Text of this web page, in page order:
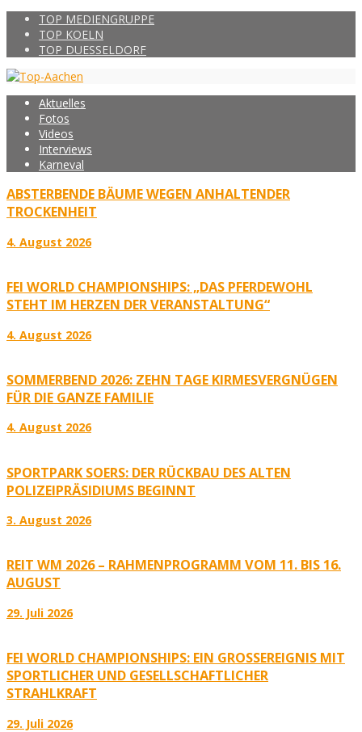
TOP MEDIENGRUPPE
TOP KOELN
TOP DUESSELDORF
Aktuelles
Fotos
Videos
Interviews
Karneval
ABSTERBENDE BÄUME WEGEN ANHALTENDER
TROCKENHEIT
4. August 2026
FEI WORLD CHAMPIONSHIPS: „DAS PFERDEWOHL
STEHT IM HERZEN DER VERANSTALTUNG“
4. August 2026
SOMMERBEND 2026: ZEHN TAGE KIRMESVERGNÜGEN
FÜR DIE GANZE FAMILIE
4. August 2026
SPORTPARK SOERS: DER RÜCKBAU DES ALTEN
POLIZEIPRÄSIDIUMS BEGINNT
3. August 2026
REIT WM 2026 – RAHMENPROGRAMM VOM 11. BIS 16.
AUGUST
29. Juli 2026
FEI WORLD CHAMPIONSHIPS: EIN GROSSEREIGNIS MIT S
PORTLICHER UND GESELLSCHAFTLICHER S
TRAHLKRAFT
29. Juli 2026